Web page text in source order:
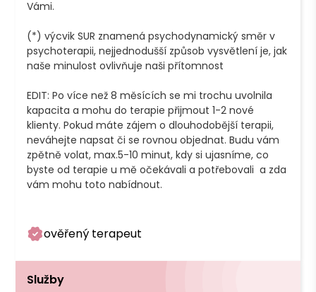
Vámi.
(*) výcvik SUR znamená psychodynamický směr v
psychoterapii, nejjednodušší způsob vysvětlení je, jak
naše minulost ovlivňuje naši přítomnost
EDIT: Po více než 8 měsících se mi trochu uvolnila
kapacita a mohu do terapie přijmout 1-2 nové
klienty. Pokud máte zájem o dlouhodobější terapii,
neváhejte napsat či se rovnou objednat. Budu vám
zpětně volat, max.5-10 minut, kdy si ujasníme, co
byste od terapie u mě očekávali a potřebovali  a zda
vám mohu toto nabídnout.
ověřený terapeut
Služby